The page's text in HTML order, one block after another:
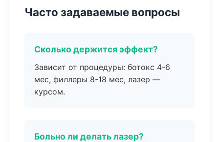
Часто задаваемые вопросы
Сколько держится эффект?
Зависит от процедуры: ботокс 4-6
мес, филлеры 8-18 мес, лазер —
курсом.
Больно ли делать лазер?